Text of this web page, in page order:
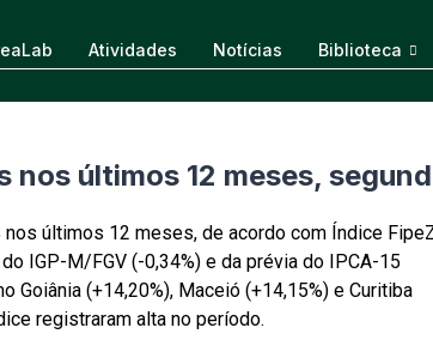
Atividades Notícias Biblioteca
últimos 12 meses,
últimos 12 meses, de acordo com Índice
IGP-M/FGV (-0,34%) e da prévia do IPCA-15
Goiânia (+14,20%), Maceió (+14,15%) e Curitiba
registraram alta no período.